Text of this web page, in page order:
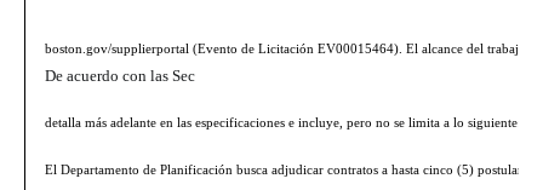
boston.gov/supplierportal (Evento de Licitación EV00015464). El alcance del trabajo se
De acuerdo con las Sec
detalla más adelante en las especificaciones e incluye, pero no se limita a lo siguiente:
El Departamento de Planificación busca adjudicar contratos a hasta cinco (5)